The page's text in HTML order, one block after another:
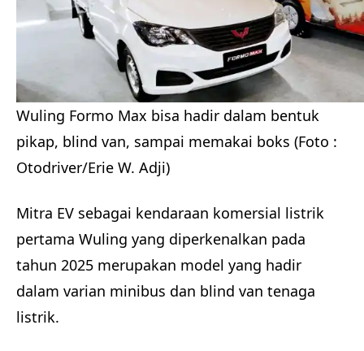
Wuling Formo Max bisa hadir dalam bentuk
pikap, blind van, sampai memakai boks (Foto :
Otodriver/Erie W. Adji)
Mitra EV sebagai kendaraan komersial listrik
pertama Wuling yang diperkenalkan pada
tahun 2025 merupakan model yang hadir
dalam varian minibus dan blind van tenaga
listrik.